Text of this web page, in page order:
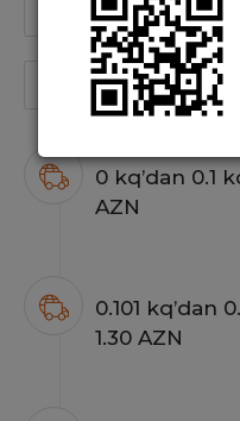
Türkiyədən Naxçıvana
Naxçıvandan Bakıya
0 kq’dan 0.1
AZN
0.101 kq’dan
1.30 AZN